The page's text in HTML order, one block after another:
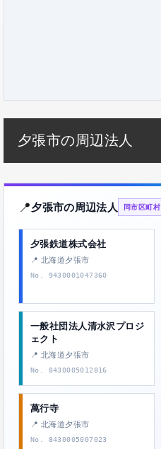
夕張市の周辺法人
📍夕張市の周辺法人 同市区町村
夕張鉄道株式会社
📍 北海道夕張市
No. 9430001047360
一般社団法人清水沢プロジ
ェクト
📍 北海道夕張市
No. 8430005012816
萬行寺
📍 北海道夕張市
No. 8430005007023